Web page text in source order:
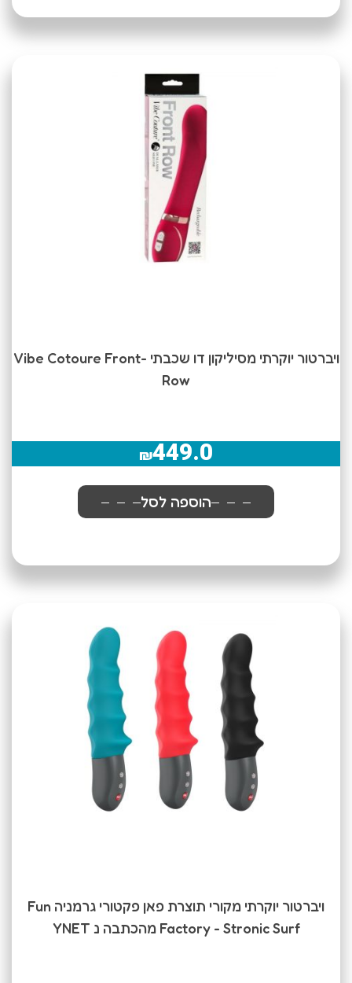
ויברטור יוקרתי מסיליקון דו שכבתי -Vibe Cotoure Front
Row
₪449.0
הוספה לסל
ויברטור יוקרתי מקורי תוצרת פאן פקטורי גרמניה Fun
Factory - Stronic Surf מהכתבה נ YNET